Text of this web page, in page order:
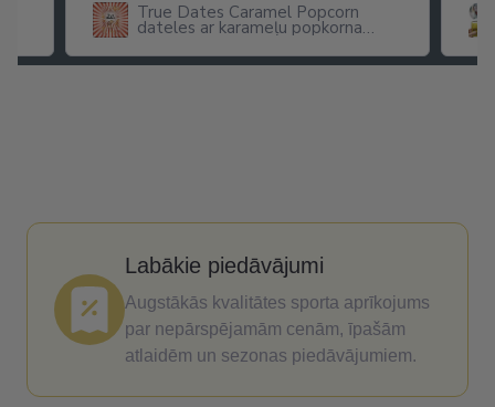
True Dates Caramel Popcorn
dateles ar karameļu popkorna
Labākie piedāvājumi
Augstākās kvalitātes sporta aprīkojums
par nepārspējamām cenām, īpašām
atlaidēm un sezonas piedāvājumiem.